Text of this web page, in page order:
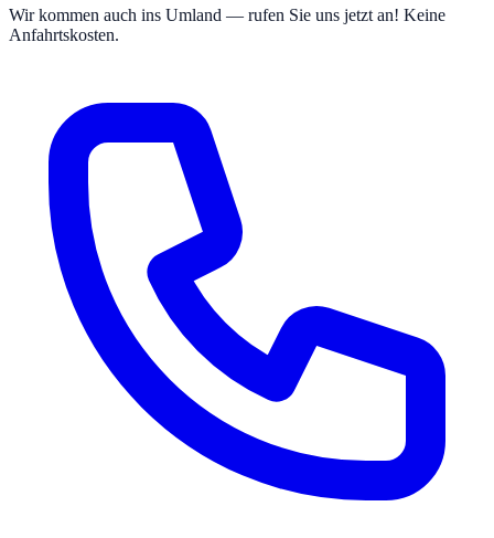
Wir kommen auch ins Umland — rufen Sie uns jetzt an! Keine
Anfahrtskosten.